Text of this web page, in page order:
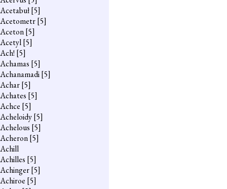
Acetabuł[5]
Acetometr[5]
Aceton[5]
Acetyl[5]
Ach! [5]
Achamas [5]
Achanamadi[5]
Achar[5]
Achates [5]
Achce [5]
Acheloidy[5]
Achelous [5]
Acheron[5]
Achill
Achilles [5]
Achinger[5]
Achiroe [5]